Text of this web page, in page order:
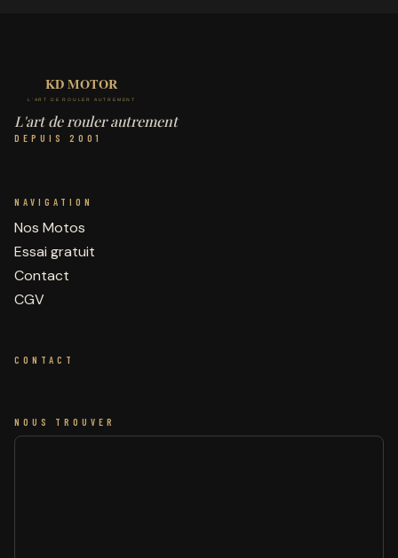
L'art de rouler autrement
DEPUIS 2001
NAVIGATION
Nos Motos
Essai gratuit
Contact
CGV
CONTACT
NOUS TROUVER